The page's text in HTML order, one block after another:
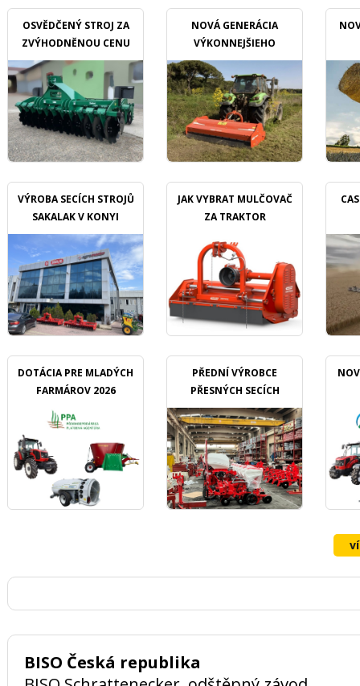
OSVĚDČENÝ STROJ ZA
ZVÝHODNĚNOU CENU
NOVÁ GENERÁCIA
VÝKONNEJŠIEHO
MULČOVAČU
VÝROBA SECÍCH STROJŮ
SAKALAK V KONYI
JAK VYBRAT MULČOVAČ
ZA TRAKTOR
DOTÁCIA PRE MLADÝCH
FARMÁROV 2026
PŘEDNÍ VÝROBCE
PŘESNÝCH SECÍCH
STROJŮ OZDOKEN
BISO Česká republika